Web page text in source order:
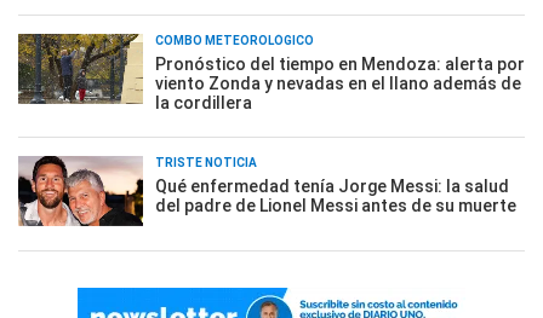
COMBO METEOROLÓGICO
Pronóstico del tiempo en Mendoza: alerta por
viento Zonda y nevadas en el llano además de
la cordillera
TRISTE NOTICIA
Qué enfermedad tenía Jorge Messi: la salud
del padre de Lionel Messi antes de su muerte